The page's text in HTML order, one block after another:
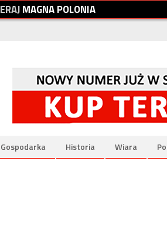
ERAJMAGNAPOLONIA
Gospodarka Historia Wiara